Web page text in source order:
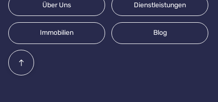
Über Uns Dienstleistungen
Immobilien Blog